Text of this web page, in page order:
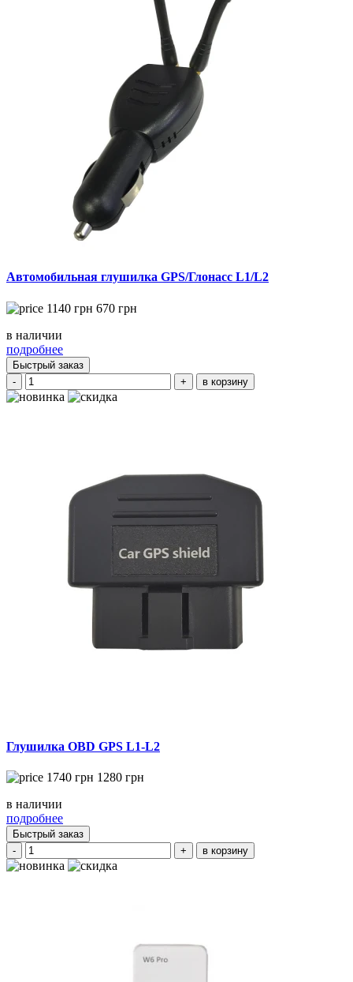
Автомобильная глушилка GPS/Глонасс L1/L2
1140 грн 670 грн
в наличии
подробнее
Быстрый заказ
-
+ в корзину
Глушилка OBD GPS L1-L2
1740 грн 1280 грн
в наличии
подробнее
Быстрый заказ
-
+ в корзину